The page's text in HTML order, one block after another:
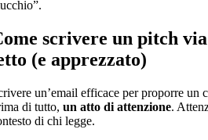
scrivere un pitch
(e apprezzato)
un’email efficace per proporre un
di tutto, un atto di attenzione.
di chi legge.